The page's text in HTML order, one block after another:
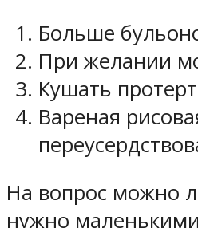
Больше
При желании
Кушать
Вареная
На вопрос можно
нужно